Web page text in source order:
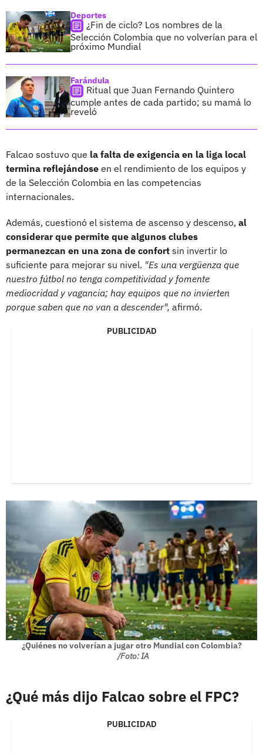
Deportes
¿Fin de ciclo? Los nombres de la
Selección Colombia que no volverían para el
próximo Mundial
Farándula
Ritual que Juan Fernando Quintero
cumple antes de cada partido; su mamá lo
reveló
Falcao sostuvo que la falta de exigencia en la liga local
termina reflejándose en el rendimiento de los equipos y
de la Selección Colombia en las competencias
internacionales.
Además, cuestionó el sistema de ascenso y descenso, al
considerar que permite que algunos clubes
permanezcan en una zona de confort sin invertir lo
suficiente para mejorar su nivel. "Es una vergüenza que
nuestro fútbol no tenga competitividad y fomente
mediocridad y vagancia; hay equipos que no invierten
porque saben que no van a descender", afirmó.
PUBLICIDAD
¿Quiénes no volverían a jugar otro Mundial con Colombia?
/Foto: IA
¿Qué más dijo Falcao sobre el FPC?
PUBLICIDAD